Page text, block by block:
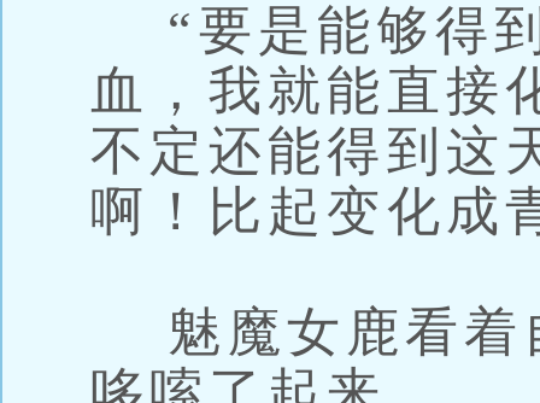
“要是能够得
血，我就能直接
不定还能得到这
啊！比起变化成
魅魔女鹿看着